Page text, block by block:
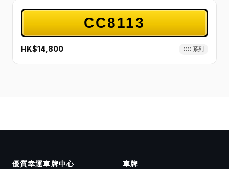
CC8113
HK$14,800 CC 系列
優質幸運車牌中心 車牌